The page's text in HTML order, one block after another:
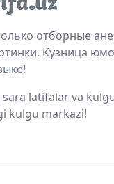
отборные
Кузница
latifalar va
kulgu markazi!